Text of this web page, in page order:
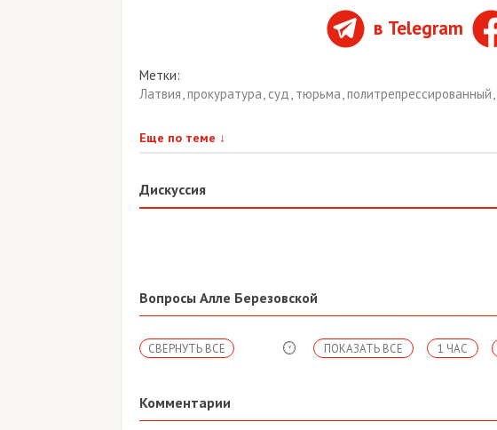
в Telegram
Метки:
Латвия прокуратура суд тюрьма политрепрессированный
Еще по теме ↓
Дискуссия
Вопросы Алле Березовской
СВЕРНУТЬ ВСЕ 1 ЧАС
ПОКАЗАТЬ ВСЕ
Комментарии